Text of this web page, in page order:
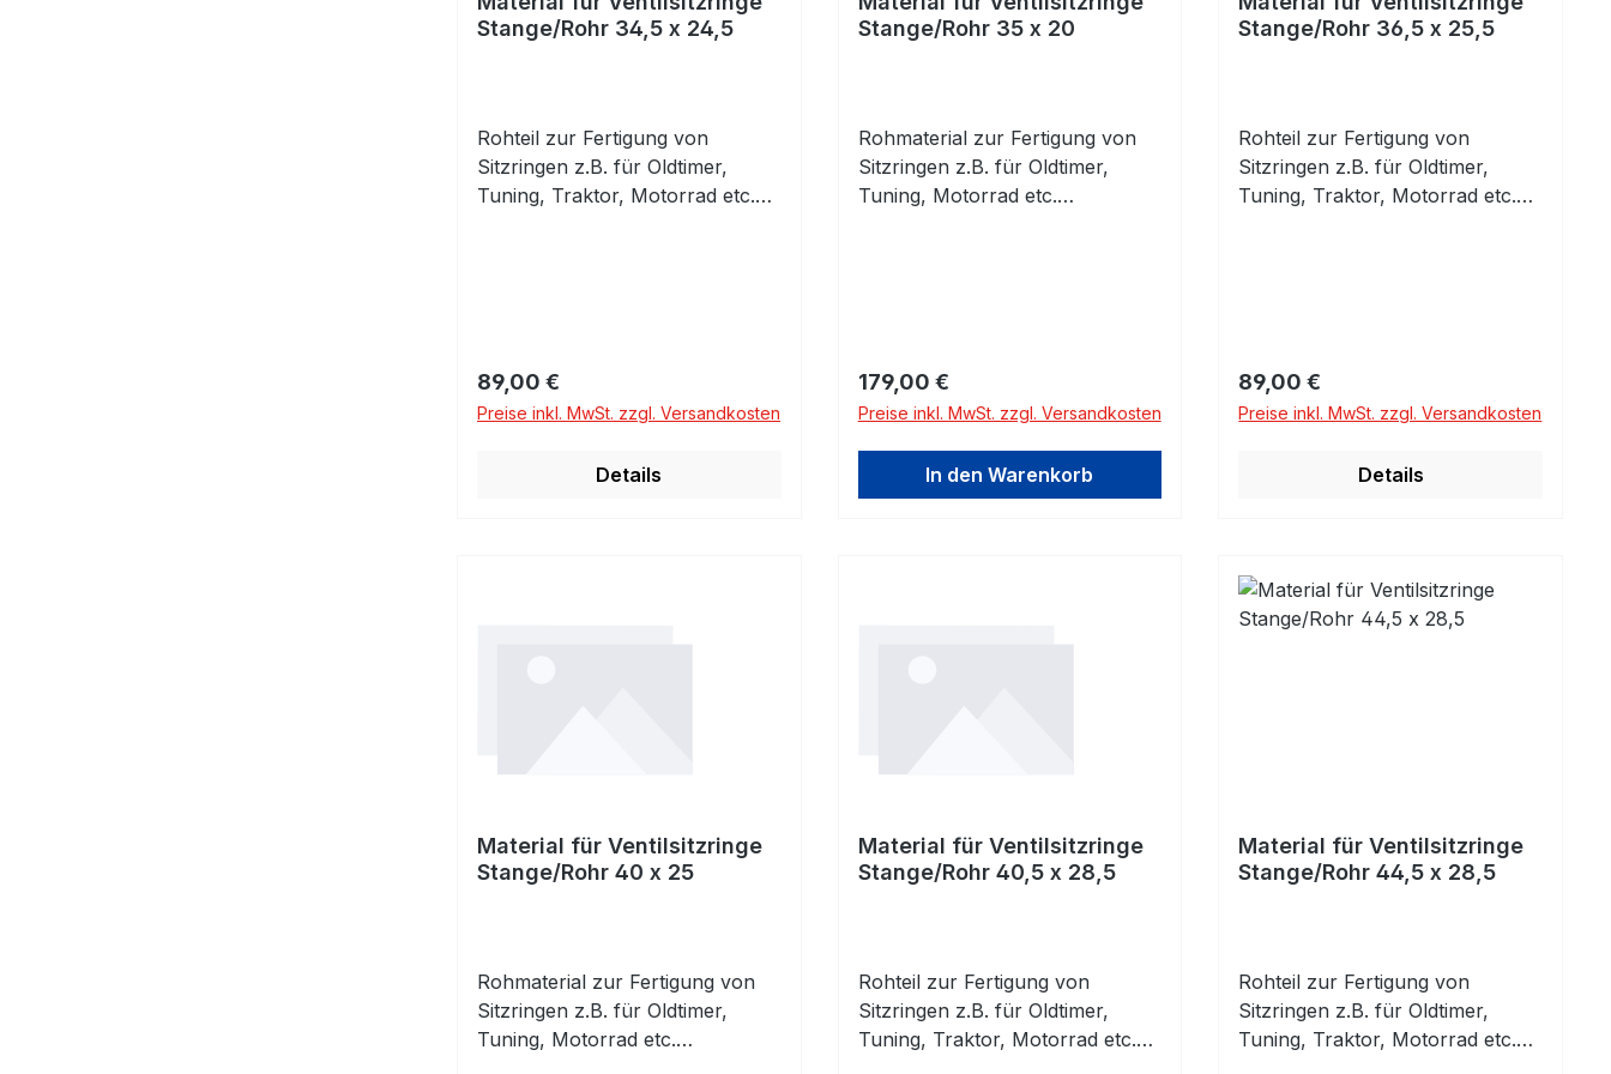
Stange/Rohr 34,5 x 24,5
Rohteil zur Fertigung von
Sitzringen z.B. für Oldtimer,
Tuning, Traktor, Motorrad etc.
Ventilsitzringe für Otto- und
Dieselmotoren. Ca 12% Cr, 2,0-
2,5% Mo.Geeignet für Sauger-
650°C. Härte ca 36-40 HRC
Regulärer Preis:
89,00 €
Preise inkl. MwSt. zzgl. Versandkosten
Details
Stange/Rohr 35 x 20
Rohmaterial zur Fertigung von
Sitzringen z.B. für Oldtimer,
Tuning, Motorrad etc.
Beständigkeit gegen Verschleiß
und chemische Erosion. Für
maximale Lebensdauer in
kritischen Anwendungen.
Regulärer Preis:
179,00 €
Preise inkl. MwSt. zzgl. Versandkosten
In den Warenkorb
Stange/Rohr 36,5 x 25,5
Rohteil zur Fertigung von
Sitzringen z.B. für Oldtimer,
Tuning, Traktor, Motorrad etc.
Ventilsitzringe für Otto- und
Dieselmotoren. Ca 12% Cr, 2,0-
2,5% Mo.Geeignet für Sauger-
650°C. Härte ca 36-40 HRC
Regulärer Preis:
89,00 €
Preise inkl. MwSt. zzgl. Versandkosten
Details
Material für Ventilsitzringe
Stange/Rohr 40 x 25
Rohmaterial zur Fertigung von
Sitzringen z.B. für Oldtimer,
Tuning, Motorrad etc.
Material für Ventilsitzringe
Stange/Rohr 40,5 x 28,5
Rohteil zur Fertigung von
Sitzringen z.B. für Oldtimer,
Tuning, Traktor, Motorrad etc.
Material für Ventilsitzringe
Stange/Rohr 44,5 x 28,5
Rohteil zur Fertigung von
Sitzringen z.B. für Oldtimer,
Tuning, Traktor, Motorrad etc.